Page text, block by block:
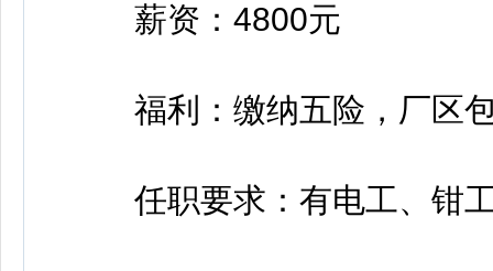
薪资：4800元
福利：缴纳五险，厂区
任职要求：有电工、钳